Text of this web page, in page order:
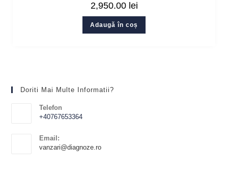
2,950.00 lei
Adaugă în coș
Doriti Mai Multe Informatii?
Telefon
+40767653364
Email:
vanzari@diagnoze.ro